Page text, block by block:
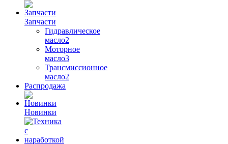
Запчасти
Гидравлическое
масло2
Моторное
масло3
Трансмиссионное
масло2
Распродажа
Новинки